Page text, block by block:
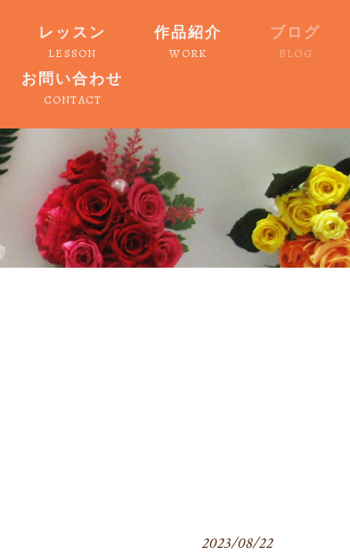
レッスン
LESSON
作品紹介
WORK
ブログ
BLOG
お問い合わせ
CONTACT
2023/08/22